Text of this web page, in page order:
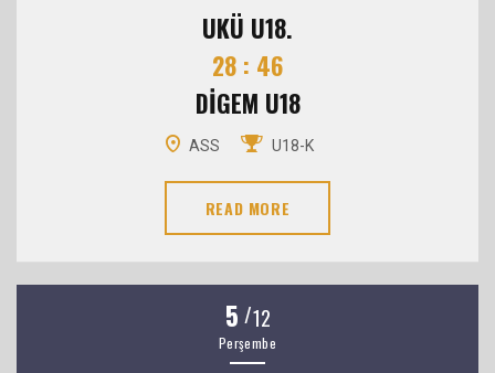
UKÜ U18.
28 : 46
DİGEM U18
ASS U18-K
READ MORE
5 /12
Perşembe